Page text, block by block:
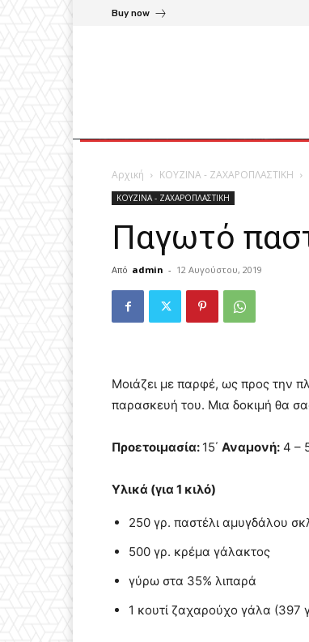
Buy now
Αρχική ΚΟΥΖΙΝΑ - ΖΑΧΑΡΟΠΛΑΣΤΙΚΗ
ΚΟΥΖΙΝΑ - ΖΑΧΑΡΟΠΛΑΣΤΙΚΗ
Παγωτό
Από admin - 12 Αυγούστου, 2019
Μοιάζει με παρφέ, ως προς την
παρασκευή του. Μια δοκιμή θα
Προετοιμασία: 15΄ Αναμονή: 4 –
Υλικά (για 1 κιλό)
250 γρ. παστέλι αμυγδάλου
500 γρ. κρέμα γάλακτος
γύρω στα 35% λιπαρά
1 κουτί ζαχαρούχο γάλα (397